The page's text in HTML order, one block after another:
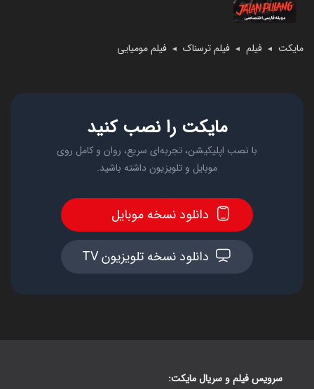
مایکت ◄ فیلم ◄ فیلم ترسناک ◄ فیلم مومیایی
مایکت را نصب کنید
با نصب اپلیکیشن، تجربه‌ای سریع، روان و کامل روی
موبایل و تلویزیون داشته باشید.
دانلود نسخه موبایل
دانلود نسخه تلویزیون TV
سرویس فیلم و سریال مایکت: